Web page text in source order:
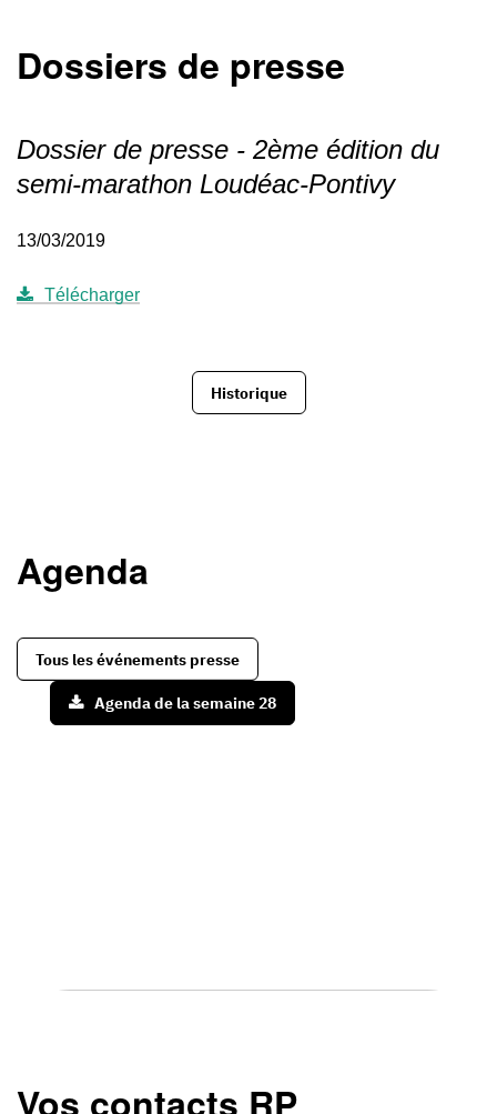
Dossiers de presse
Dossier de presse - 2ème édition du
semi-marathon Loudéac-Pontivy
13/03/2019
Télécharger
Historique
Agenda
Tous les événements presse
Agenda de la semaine 28
Vos contacts RP